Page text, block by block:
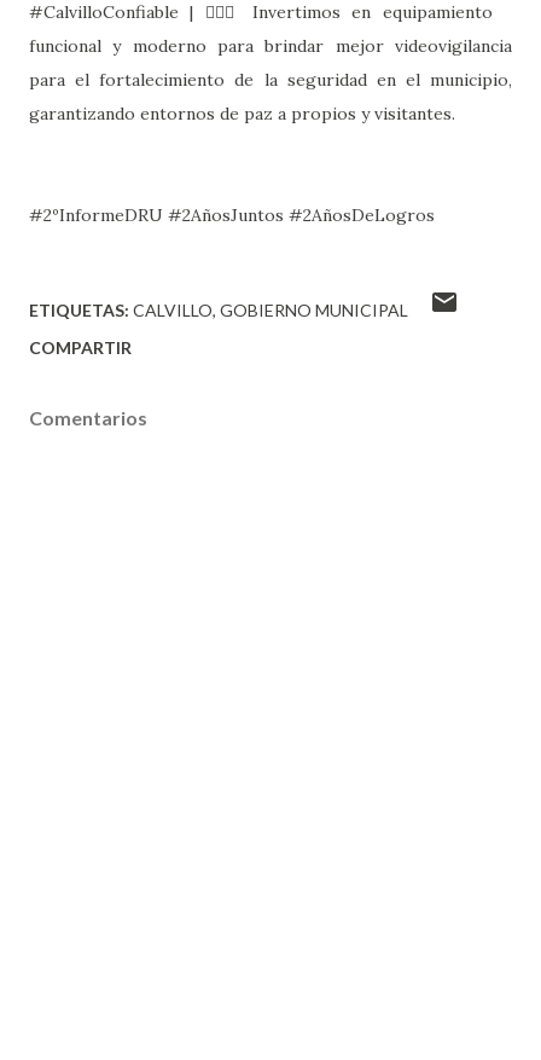
#CalvilloConfiable | 🙋🏻‍♂️ Invertimos en equipamiento
funcional y moderno para brindar mejor videovigilancia
para el fortalecimiento de la seguridad en el municipio,
garantizando entornos de paz a propios y visitantes.
#2ºInformeDRU #2AñosJuntos #2AñosDeLogros
ETIQUETAS: CALVILLO GOBIERNO MUNICIPAL
COMPARTIR
Comentarios